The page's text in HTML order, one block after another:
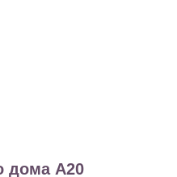
дома A20